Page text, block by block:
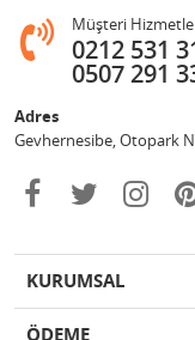
Müşteri
0212 531
0507 291
Adres
Gevhernesibe, Otopark
KURUMSAL
ÖDEME